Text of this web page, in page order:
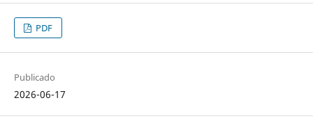
PDF
Publicado
2026-06-17